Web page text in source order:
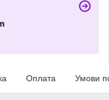
Оплата Умови